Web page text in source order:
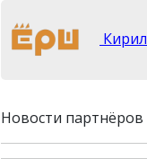
Новости партнёров